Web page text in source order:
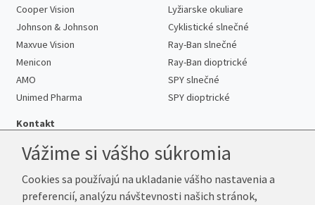
Cooper Vision
Johnson & Johnson
Maxvue Vision
Menicon
AMO
Unimed Pharma
Lyžiarske okuliare
Cyklistické slnečné
Ray-Ban slnečné
Ray-Ban dioptrické
SPY slnečné
SPY dioptrické
Kontakt
Telefón:+421 222 205 863
E-mail:info@kup-sosovky.sk
Vážime si vášho súkromia
Cookies sa používajú na ukladanie vášho nastavenia a
preferencií, analýzu návštevnosti našich stránok,